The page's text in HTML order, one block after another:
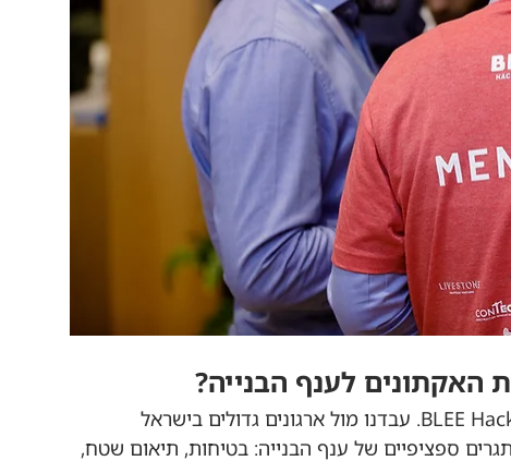
לענף הבנייה?
ארגון האקתונים זו המומחיות שלנו ב-BLEE Hackathons. עבדנו מול ארגונים גדולים בישראל
ספציפיים של ענף הבנייה: בטיחות, תיאום שטח,